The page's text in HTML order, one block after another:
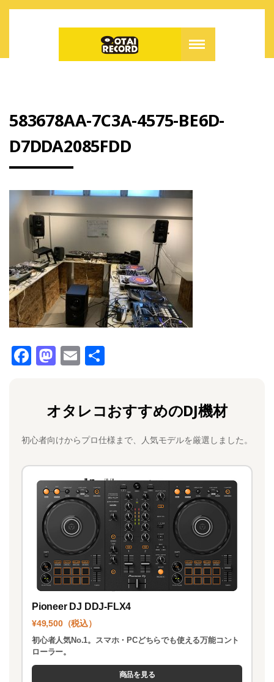
583678AA-7C3A-4575-BE6D-
D7DDA2085FDD
F
b
o
o
k
M
o
d
o
n
E
l
オタレコおすすめのDJ機材
初心者向けからプロ仕様まで、人気モデルを厳選しました。
Pioneer DJ DDJ-FLX4
¥49,500（税込）
初心者人気No.1。スマホ・PCどちらでも使える万能コント
ローラー。
商品を見る